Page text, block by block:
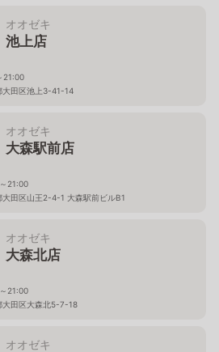
オオゼキ
池上店
21:00
大田区池上3-41-14
オオゼキ
大森駅前店
21:00
大田区山王2-4-1 大森駅前ビルB1
オオゼキ
大森北店
21:00
大田区大森北5-7-18
オオゼキ